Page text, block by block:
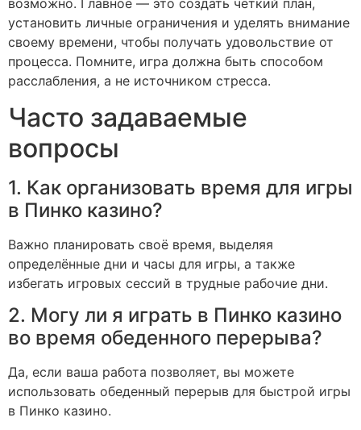
возможно. Главное — это создать четкий план,
установить личные ограничения и уделять внимание
своему времени, чтобы получать удовольствие от
процесса. Помните, игра должна быть способом
расслабления, а не источником стресса.
Часто задаваемые
вопросы
1. Как организовать время для игры
в Пинко казино?
Важно планировать своё время, выделяя
определённые дни и часы для игры, а также
избегать игровых сессий в трудные рабочие дни.
2. Могу ли я играть в Пинко казино
во время обеденного перерыва?
Да, если ваша работа позволяет, вы можете
использовать обеденный перерыв для быстрой игры
в Пинко казино.